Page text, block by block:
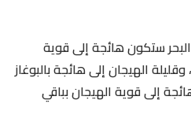
ستكون هائجة إلى قوية
الهيجان إلى هائجة بالبوغاز
إلى قوية الهيجان بباقي